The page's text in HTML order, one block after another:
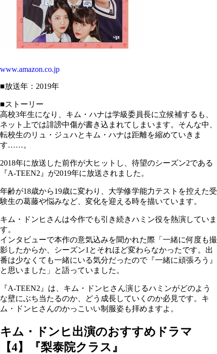
www.amazon.co.jp
■放送年：2019年
■ストーリー
高校3年生になり、キム・ハナは学級委員長に立候補するも、
ネット上では誹謗中傷が書き込まれてしまいます。そんな中、
転校生のリュ・ジュハとキム・ハナは距離を縮めていきま
す……。
2018年に放送した前作が大ヒットし、待望のシーズン2である
『A-TEEN2』が2019年に放送されました。
年齢が18歳から19歳に変わり、大学修学能力テストを控えた受
験生の葛藤や悩みなど、変化を迎える時を描いています。
キム・ドンヒさんは今作でも引き続きハミン役を熱演していま
す。
インタビューで本作の意気込みを聞かれた際「一緒に何度も撮
影したからか、シーズン1とそれほど変わらなかったです。出
番は少なくても一緒にいる気分だったので『一緒に頑張ろう』
と思いました」と語っていました。
『A-TEEN2』は、キム・ドンヒさん演じるハミンがどのよう
な壁にぶち当たるのか、どう成長していくのか必見です。キ
ム・ドンヒさんのかっこいい制服姿も拝めますよ。
キム・ドンヒ出演のおすすめドラマ
【4】『梨泰院クラス』